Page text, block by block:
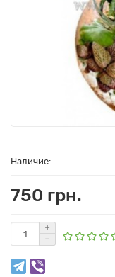
Наличие:
750 грн.